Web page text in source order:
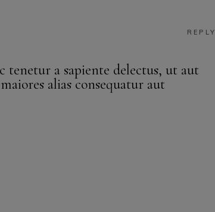
REPLY
tenetur a sapiente delectus, ut aut
alias consequatur aut